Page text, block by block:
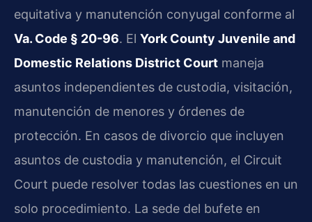
equitativa y manutención conyugal conforme al
Va. Code § 20-96. El York County Juvenile and
Domestic Relations District Court maneja
asuntos independientes de custodia, visitación,
manutención de menores y órdenes de
protección. En casos de divorcio que incluyen
asuntos de custodia y manutención, el Circuit
Court puede resolver todas las cuestiones en un
solo procedimiento. La sede del bufete en